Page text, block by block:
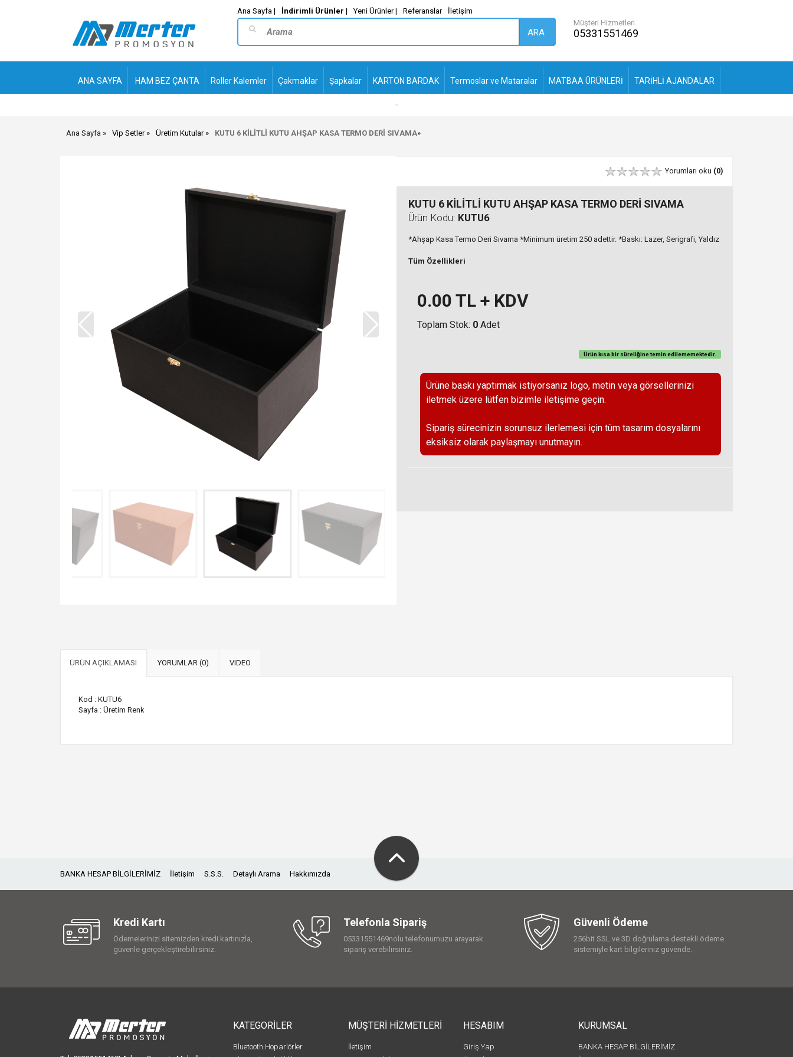
Ana Sayfa | İndirimli Ürünler | Yeni Ürünler | Referanslar İletişim
ARA
Müşteri Hizmetleri
05331551469
ANA SAYFA HAM BEZ ÇANTA Roller Kalemler Çakmaklar Şapkalar KARTON BARDAK Termoslar ve Mataralar MATBAA ÜRÜNLERİ TARİHLİ AJANDALAR
PLASTİK TÜKENMEZ
-
Ana Sayfa Vip Setler »
Üretim Kutular KUTU 6 KİLİTLİ KUTU AHŞAP KASA TERMO DERİ SIVAMA
Yorumları oku (0)
KUTU 6 KİLİTLİ KUTU AHŞAP KASA TERMO DERİ SIVAMA
Ürün Kodu: KUTU6
*Ahşap Kasa Termo Deri Sıvama *Minimum üretim 250 adettir. *Baskı: Lazer, Serigrafi, Yaldız
Tüm Özellikleri
0.00 TL + KDV
Toplam Stok: 0 Adet
Ürün kısa bir süreliğine teminedilememektedir.
Ürüne baskı yaptırmak istiyorsanız logo, metin veya görsellerinizi
iletmek üzere lütfen bizimle iletişime geçin.
Sipariş sürecinizin sorunsuz ilerlemesi için tüm tasarım dosyalarını
eksiksiz olarak paylaşmayı unutmayın.
ÜRÜN AÇIKLAMASI YORUMLAR (0) VIDEO
Kod : KUTU6
Sayfa : Üretim Renk
BANKA HESAP BİLGİLERİMİZ İletişim S.S.S. Detaylı Arama Hakkımızda
Kredi Kartı
Ödemelerinizi sitemizden kredi kartınızla,
güvenle gerçekleştirebilirsiniz.
Telefonla Sipariş
05331551469nolu telefonumuzu arayarak
sipariş verebilirsiniz.
Güvenli Ödeme
256bit SSL ve 3D doğrulama destekli ödeme
sistemiyle kart bilgileriniz güvende.
KATEGORİLER
Bluetooth Hoparlörler
MÜŞTERİ HİZMETLERİ
İletişim
HESABIM
Giriş Yap
KURUMSAL
BANKA HESAP BİLGİLERİMİZ